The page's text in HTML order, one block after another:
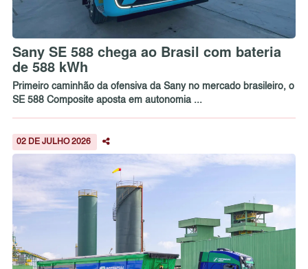
Sany SE 588 chega ao Brasil com bateria
de 588 kWh
Primeiro caminhão da ofensiva da Sany no mercado brasileiro, o
SE 588 Composite aposta em autonomia ...
02 DE JULHO 2026